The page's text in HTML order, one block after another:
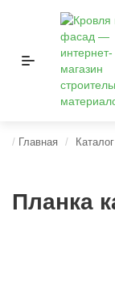
Главная Каталог
Планка